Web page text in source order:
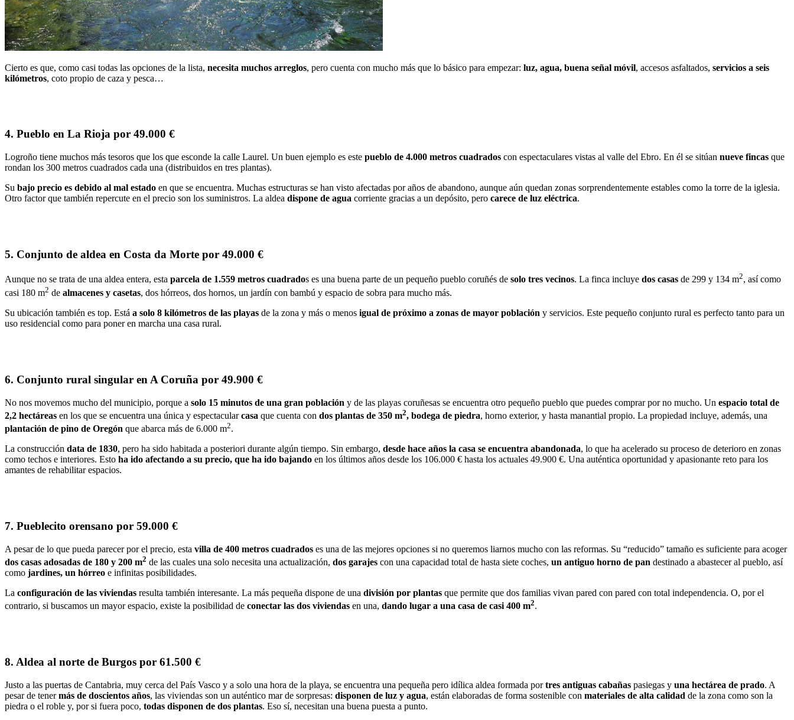
Cierto es que, como casi todas las opciones de la lista, necesita muchos arreglos, pero cuenta con mucho más que lo básico para empezar: luz, agua, buena señal móvil, accesos asfaltados, servicios a seis
kilómetros, coto propio de caza y pesca…
4. Pueblo en La Rioja por 49.000 €
Logroño tiene muchos más tesoros que los que esconde la calle Laurel. Un buen ejemplo es este pueblo de 4.000 metros cuadrados con espectaculares vistas al valle del Ebro. En él se sitúan nueve fincas que
rondan los 300 metros cuadrados cada una (distribuidos en tres plantas).
Su bajo precio es debido al mal estado en que se encuentra. Muchas estructuras se han visto afectadas por años de abandono, aunque aún quedan zonas sorprendentemente estables como la torre de la iglesia.
Otro factor que también repercute en el precio son los suministros. La aldea dispone de agua corriente gracias a un depósito, pero carece de luz eléctrica.
5. Conjunto de aldea en Costa da Morte por 49.000 €
Aunque no se trata de una aldea entera, esta parcela de 1.559 metros cuadrados es una buena parte de un pequeño pueblo coruñés de solo tres vecinos. La finca incluye dos casas de 299 y 134 m2, así como
casi 180 m2 de almacenes y casetas, dos hórreos, dos hornos, un jardín con bambú y espacio de sobra para mucho más.
Su ubicación también es top. Está a solo 8 kilómetros de las playas de la zona y más o menos igual de próximo a zonas de mayor población y servicios. Este pequeño conjunto rural es perfecto tanto para un
uso residencial como para poner en marcha una casa rural.
6. Conjunto rural singular en A Coruña por 49.900 €
No nos movemos mucho del municipio, porque a solo 15 minutos de una gran población y de las playas coruñesas se encuentra otro pequeño pueblo que puedes comprar por no mucho. Un espacio total de
2,2 hectáreas en los que se encuentra una única y espectacularcasa que cuenta con dos plantas de 350 m2, bodega de piedra, horno exterior, y hasta manantial propio. La propiedad incluye, además, una
plantación de pino de Oregón que abarca más de 6.000 m2.
La construcción data de 1830, pero ha sido habitada a posteriori durante algún tiempo. Sin embargo, desde hace años la casa se encuentra abandonada, lo que ha acelerado su proceso de deterioro en zonas
como techos e interiores. Esto ha ido afectando a su precio, que ha ido bajando en los últimos años desde los 106.000 € hasta los actuales 49.900 €. Una auténtica oportunidad y apasionante reto para los
amantes de rehabilitar espacios.
7. Pueblecito orensano por 59.000 €
A pesar de lo que pueda parecer por el precio, esta villa de 400 metros cuadrados es una de las mejores opciones si no queremos liarnos mucho con las reformas. Su “reducido” tamaño es suficiente para acoger
dos casas adosadas de 180 y 200 m2 de las cuales una solo necesita una actualización, dos garajes con una capacidad total de hasta siete coches, un antiguo horno de pan destinado a abastecer al pueblo, así
como jardines, un hórreo e infinitas posibilidades.
La configuración de las viviendas resulta también interesante. La más pequeña dispone de una división por plantas que permite que dos familias vivan pared con pared con total independencia. O, por el
contrario, si buscamos un mayor espacio, existe la posibilidad de conectar las dos viviendas en una, dando lugar a una casa de casi 400 m2.
8. Aldea al norte de Burgos por 61.500 €
Justo a las puertas de Cantabria, muy cerca del País Vasco y a solo una hora de la playa, se encuentra una pequeña pero idílica aldea formada portres antiguas cabañas pasiegas y una hectárea de prado. A
pesar de tenermás de doscientos años, las viviendas son un auténtico mar de sorpresas: disponen de luz y agua, están elaboradas de forma sostenible con materiales de alta calidad de la zona como son la
piedra o el roble y, por si fuera poco, todas disponen de dos plantas. Eso sí, necesitan una buena puesta a punto.